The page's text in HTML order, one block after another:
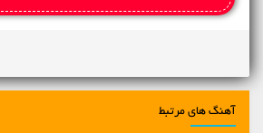
آهنگ های مرتبط